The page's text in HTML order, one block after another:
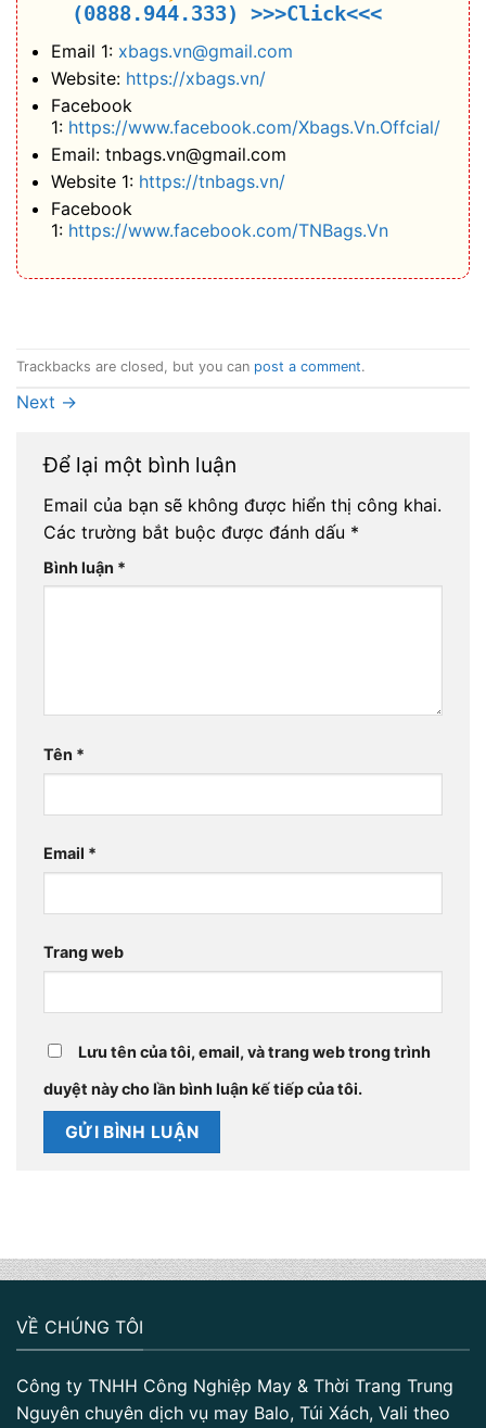
(0888.944.333) >>>Click<<<
Email 1: xbags.vn@gmail.com
Website: https://xbags.vn/
Facebook
1: https://www.facebook.com/Xbags.Vn.Offcial/
Email: tnbags.vn@gmail.com
Website 1: https://tnbags.vn/
Facebook
1: https://www.facebook.com/TNBags.Vn
Trackbacks are closed, but you can post a comment.
Next →
Để lại một bình luận
Email của bạn sẽ không được hiển thị công khai.
Các trường bắt buộc được đánh dấu *
Bình luận *
Tên *
Email *
Trang web
Lưu tên của tôi, email, và trang web trong trình
duyệt này cho lần bình luận kế tiếp của tôi.
VỀ CHÚNG TÔI
Công ty TNHH Công Nghiệp May & Thời Trang Trung
Nguyên chuyên dịch vụ may Balo, Túi Xách, Vali theo